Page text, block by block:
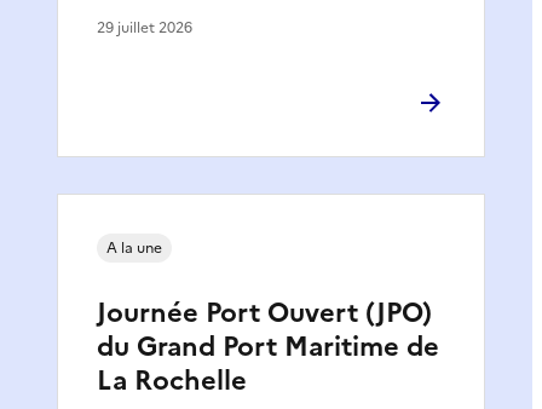
29 juillet 2026
Journée Port Ouvert (JPO)
du Grand Port Maritime de
La Rochelle
A la une